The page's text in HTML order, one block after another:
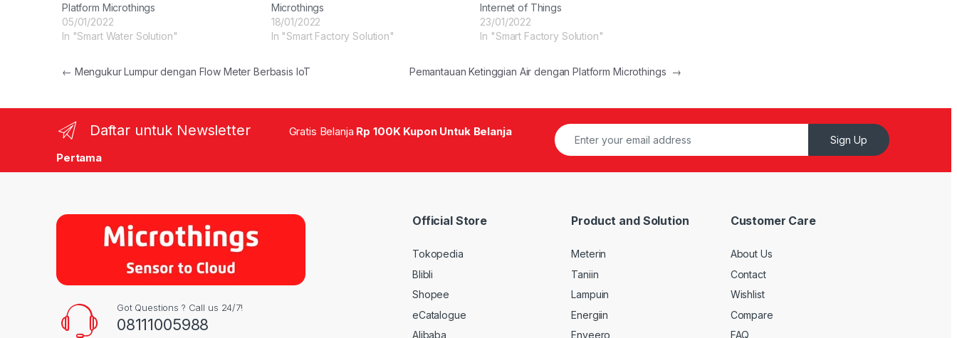
Platform Microthings
05/01/2022
In "Smart Water Solution"
Microthings
18/01/2022
In "Smart Factory Solution"
Internet of Things
23/01/2022
In "Smart Factory Solution"
Post navigation
← Mengukur Lumpur dengan Flow Meter Berbasis IoT Pemantauan Ketinggian Air dengan Platform Microthings →
Daftar untuk Newsletter Gratis Belanja Rp 100K Kupon Untuk Belanja
Pertama
Sign Up
Got Questions ? Call us 24/7!
08111005988
Official Store
Tokopedia
Blibli
Shopee
eCatalogue
Alibaba
Product and Solution
Meterin
Taniin
Lampuin
Energiin
Enveero
Customer Care
About Us
Contact
Wishlist
Compare
FAQ